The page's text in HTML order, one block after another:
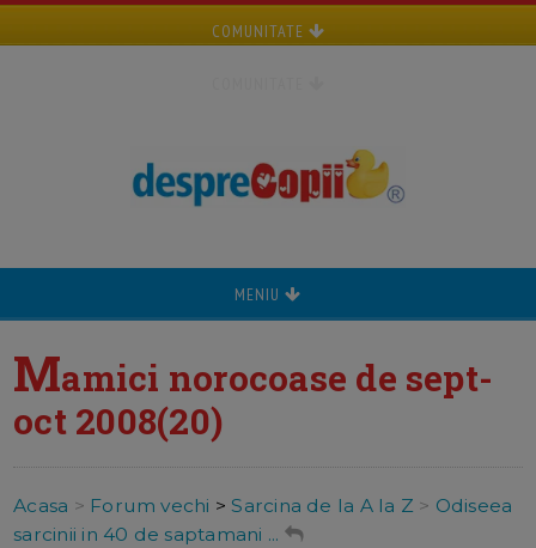
COMUNITATE
MENIU
Mamici norocoase de sept-
oct 2008(20)
Acasa > Forum vechi >Sarcina de la A la Z > Odiseea
sarcinii in 40 de saptamani ...